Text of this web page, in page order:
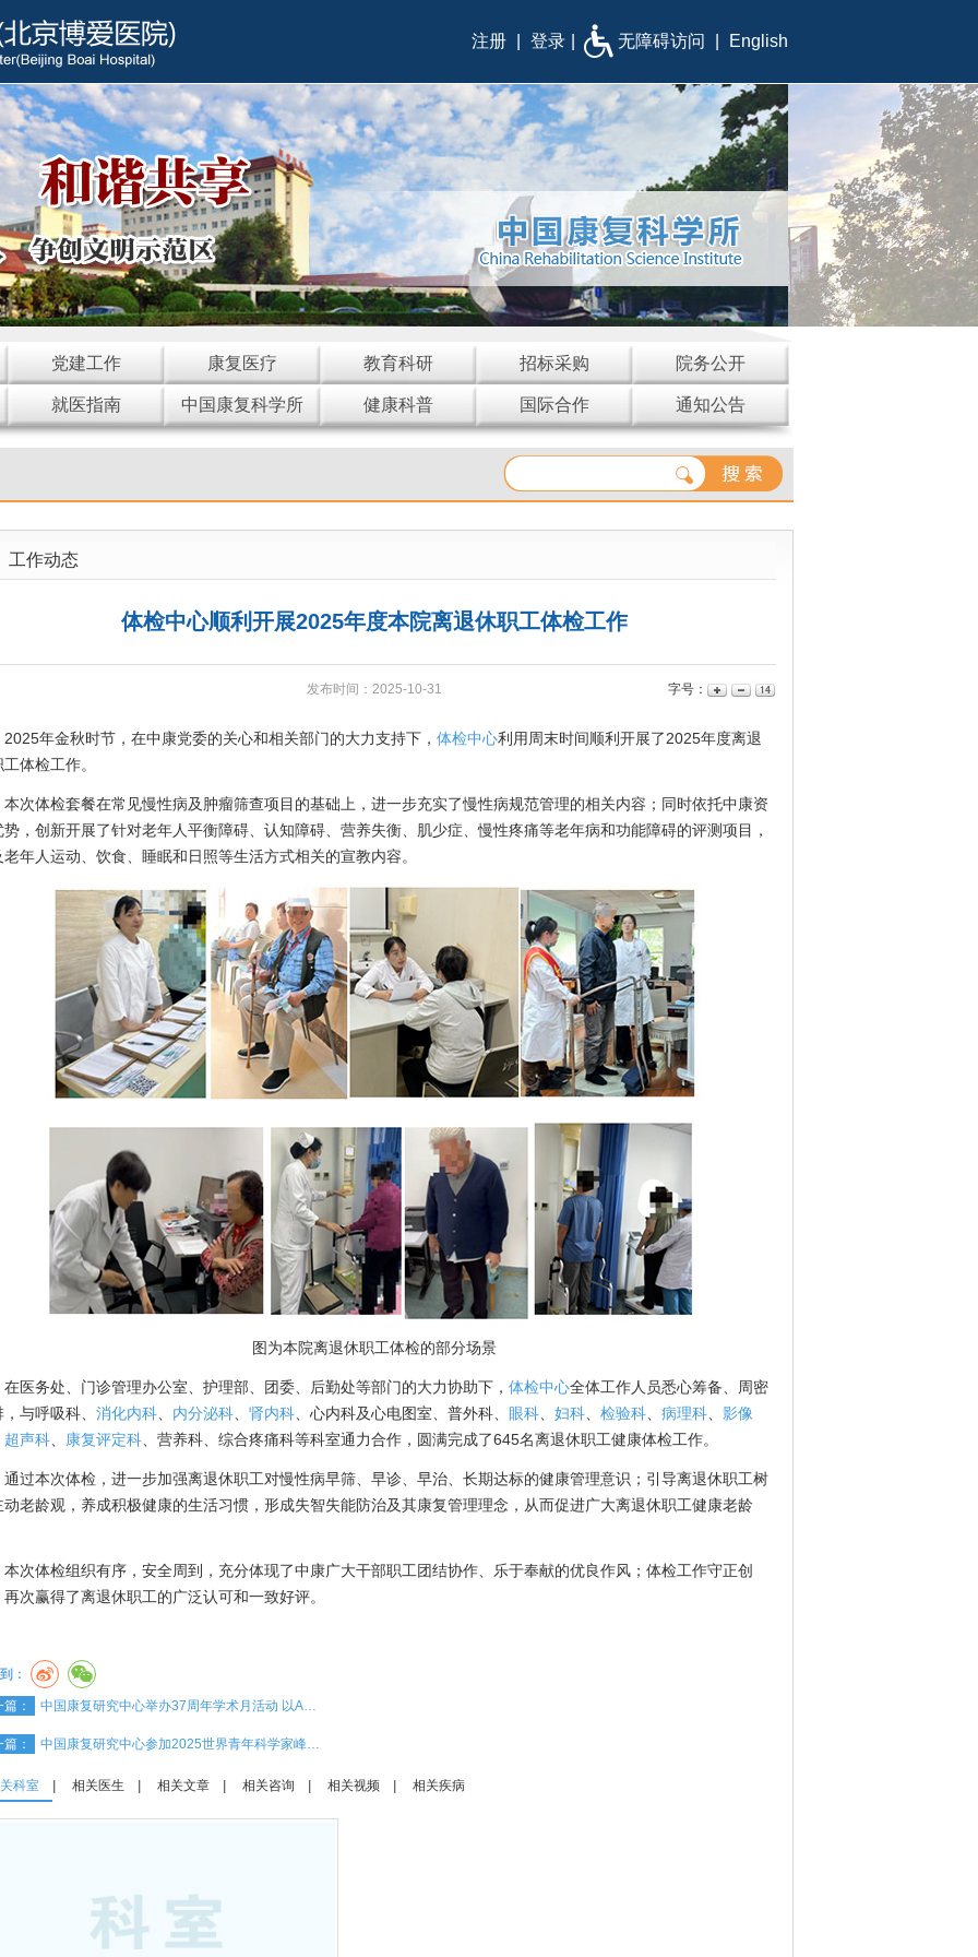
注册 登录 无障碍访问 English
党建工作 康复医疗 教育科研 招标采购 院务公开
就医指南 中国康复科学所 健康科普 国际合作 通知公告
工作动态
体检中心顺利开展2025年度本院离退休职工体检工作
发布时间：2025-10-31 字号：
年金秋时节，在中康党委的关心和相关部门的大力支持下， 体检中心利用周末时间顺利开展了2025年度离退
体检工作。
体检套餐在常见慢性病及肿瘤筛查项目的基础上，进一步充实了慢性病规范管理的相关内容；同时依托中康资
势，创新开展了针对老年人平衡障碍、认知障碍、营养失衡、肌少症、慢性疼痛等老年病和功能障碍的评测项目，
老年人运动、饮食、睡眠和日照等生活方式相关的宣教内容。
图为本院离退休职工体检的部分场景
在医务处、门诊管理办公室、护理部、团委、后勤处等部门的大力协助下， 体检中心全体工作人员悉心筹备、周密
与呼吸科、 消化内科、 内分泌科、 肾内科、心内科及心电图室、普外科、 眼科、 妇科、 检验科、 病理科、 影像
超声科、 康复评定科、营养科、综合疼痛科等科室通力合作，圆满完成了645名离退休职工健康体检工作。
通过本次体检，进一步加强离退休职工对慢性病早筛、早诊、早治、长期达标的健康管理意识；引导离退休职工树
动老龄观，养成积极健康的生活习惯，形成失智失能防治及其康复管理理念，从而促进广大离退休职工健康老龄
本次体检组织有序，安全周到，充分体现了中康广大干部职工团结协作、乐于奉献的优良作风；体检工作守正创
次赢得了离退休职工的广泛认可和一致好评。
：
： 中国康复研究中心举办37周年学术月活动 以A…
： 中国康复研究中心参加2025世界青年科学家峰…
科室 相关医生 相关文章 相关咨询 相关视频 相关疾病